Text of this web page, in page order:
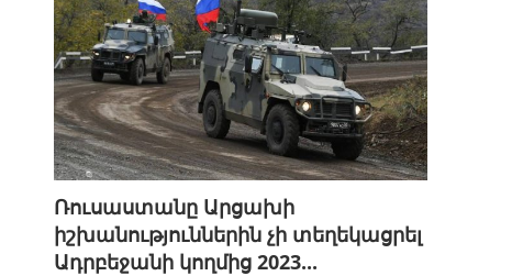
Ռուսաստանը Արցախի
իշխանություններին չի տեղեկացրել
Ադրբեջանի կողմից 2023...